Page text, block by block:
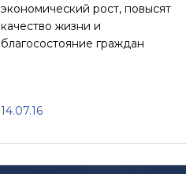
экономический рост, повысят
качество жизни и
благосостояние граждан
14.07.16